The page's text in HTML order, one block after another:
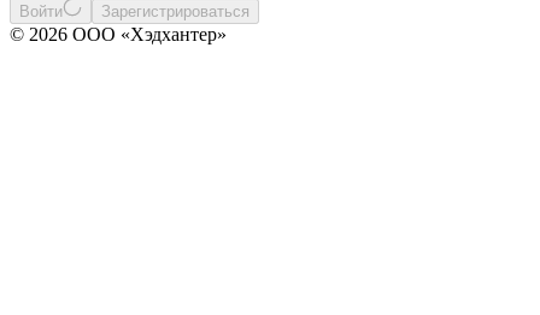
Войти Зарегистрироваться
© 2026 ООО «Хэдхантер»